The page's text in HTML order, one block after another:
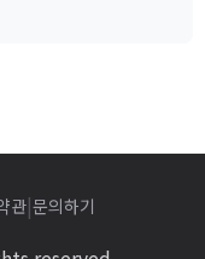
관|문의하기